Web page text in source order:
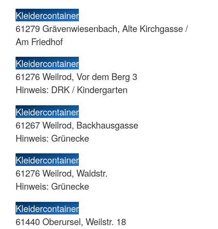
Kleidercontainer
61279 Grävenwiesenbach, Alte Kirchgasse /
Am Friedhof
Kleidercontainer
61276 Weilrod, Vor dem Berg 3
Hinweis: DRK / Kindergarten
Kleidercontainer
61267 Weilrod, Backhausgasse
Hinweis: Grünecke
Kleidercontainer
61276 Weilrod, Waldstr.
Hinweis: Grünecke
Kleidercontainer
61440 Oberursel, Weilstr. 18